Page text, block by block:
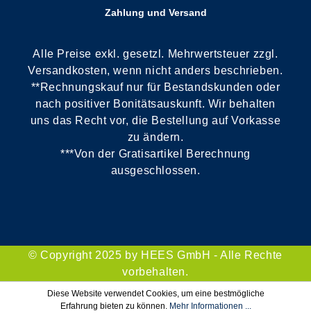
Zahlung und Versand
Alle Preise exkl. gesetzl. Mehrwertsteuer zzgl.
Versandkosten, wenn nicht anders beschrieben.
**Rechnungskauf nur für Bestandskunden oder
nach positiver Bonitätsauskunft. Wir behalten
uns das Recht vor, die Bestellung auf Vorkasse
zu ändern.
***Von der Gratisartikel Berechnung
ausgeschlossen.
© Copyright 2025 by HEES GmbH - Alle Rechte
vorbehalten.
Diese Website verwendet Cookies, um eine bestmögliche
Erfahrung bieten zu können. Mehr Informationen ...